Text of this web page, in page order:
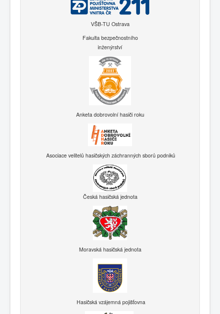
VŠB-TU Ostrava
Fakulta bezpečnostního
inženýrství
Anketa dobrovolní hasiči roku
Asociace velitelů hasičských záchranných sborů podniků
Česká hasičská jednota
Moravská hasičská jednota
Hasičská vzájemná pojišťovna